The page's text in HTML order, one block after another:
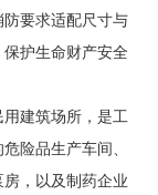
要求适配尺寸与
护生命财产安全
建筑场所，是工
险品生产车间、
，以及制药企业